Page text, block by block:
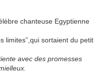
chanteuse Egyptienne
limites”,qui sortaient du petit
avec des promesses